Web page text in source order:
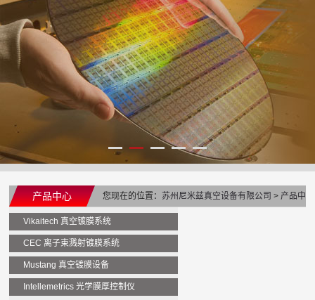
产品中心 您现在的位置： 苏州尼米兹真空设备有限公司 > 产品中
Vikaitech 真空镀膜系统
CEC 离子束溅射镀膜系统
Mustang 真空镀膜设备
Intellemetrics 光学膜厚控制仪